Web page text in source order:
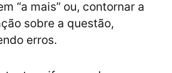
“a mais” ou, contornar a
sobre a questão,
erros.